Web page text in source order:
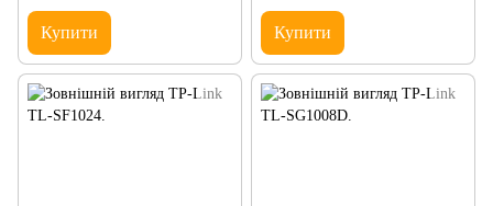
Купити Купити